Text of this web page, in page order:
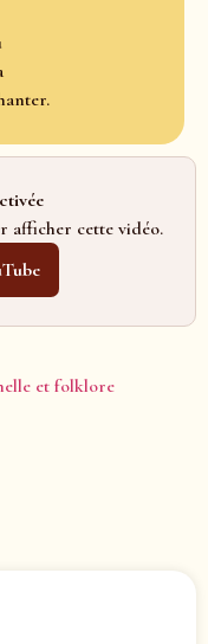
afficher cette vidéo.
et folklore